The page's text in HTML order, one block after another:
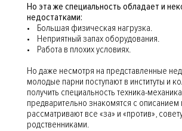
Но эта же специальность обладает и
недостатками:
• Большая физическая нагрузка.
• Неприятный запах оборудования.
• Работа в плохих условиях.
Но даже несмотря на представленные
молодые парни поступают в институты и
получить специальность техника-
предварительно знакомятся с
рассматривают все «за» и «против»,
родственниками.